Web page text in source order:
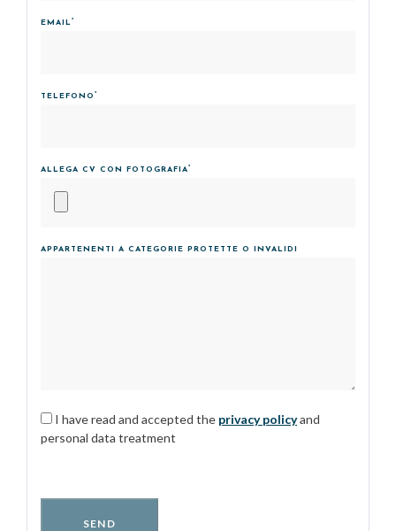
EMAIL*
TELEFONO *
ALLEGA CV CON FOTOGRAFIA*
APPARTENENTI A CATEGORIE PROTETTE O INVALIDI
I have read and accepted the privacy policyand
personal data treatment